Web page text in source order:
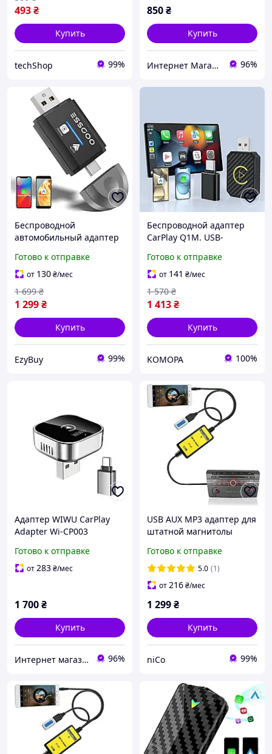
493₴
Купить
techShop 99%
850₴
Купить
Интернет Магазин AVTOTEST 96%
Беспроводной
автомобильный адаптер
ESSGOO 2-в-1, поддержка
iOS 10+ и Android 11+,
Карплей
Готово к отправке
от 130₴/мес
1 299₴
1 699 ₴
Купить
EzyBuy 99%
Беспроводной адаптер
CarPlay Q1M. USB-
Android Auto для iOS
12+/Android без задержек
Готово к отправке
от 141 ₴/мес
1 413₴
1 570 ₴
Купить
KOMOPA 100%
Адаптер WIWU CarPlay
Adapter Wi-CP003
Готово к отправке
от283₴/мес
1 700₴
Купить
Интернет магазин "FIT & STYLE" 96%
USB AUX MP3 адаптер для
штатной магнитолы
эмулятор CD чейнджера
Мазда
Готово к отправке
5.0 (1)
от216₴/мес
1 299₴
Купить
niCo 99%